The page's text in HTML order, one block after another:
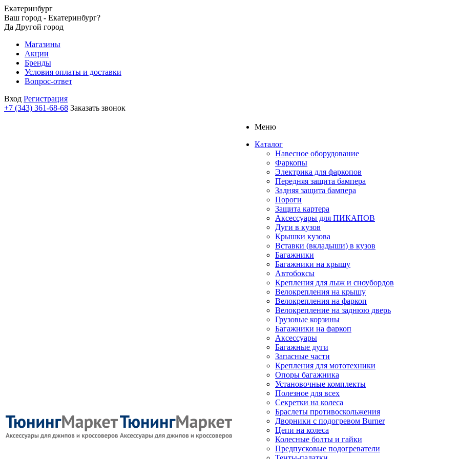
Екатеринбург
Ваш город - Екатеринбург?
Да Другой город
Магазины
Акции
Бренды
Условия оплаты и доставки
Вопрос-ответ
Вход Регистрация
+7 (343) 361-68-68 Заказать звонок
Меню
Каталог
Навесное оборудование
Фаркопы
Электрика для фаркопов
Передняя защита бампера
Задняя защита бампера
Пороги
Защита картера
Аксессуары для ПИКАПОВ
Дуги в кузов
Крышки кузова
Вставки (вкладыши) в кузов
Багажники
Багажники на крышу
Автобоксы
Крепления для лыж и сноубордов
Велокрепления на крышу
Велокрепления на фаркоп
Велокрепление на заднюю дверь
Грузовые корзины
Багажники на фаркоп
Аксессуары
Багажные дуги
Запасные части
Крепления для мототехники
Опоры багажника
Установочные комплекты
Полезное для всех
Секретки на колеса
Браслеты противоскольжения
Дворники с подогревом Burner
Цепи на колеса
Колесные болты и гайки
Предпусковые подогреватели